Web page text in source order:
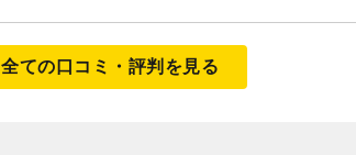
全ての口コミ・評判を見る